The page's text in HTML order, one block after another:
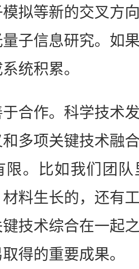
拟等新的交叉方
子信息研究。如
统积累。
作。科学技术发
多项关键技术融
限。比如我们团
料生长的，还有
技术综合在一起
得的重要成果。